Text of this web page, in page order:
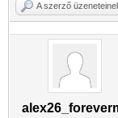
A szerző